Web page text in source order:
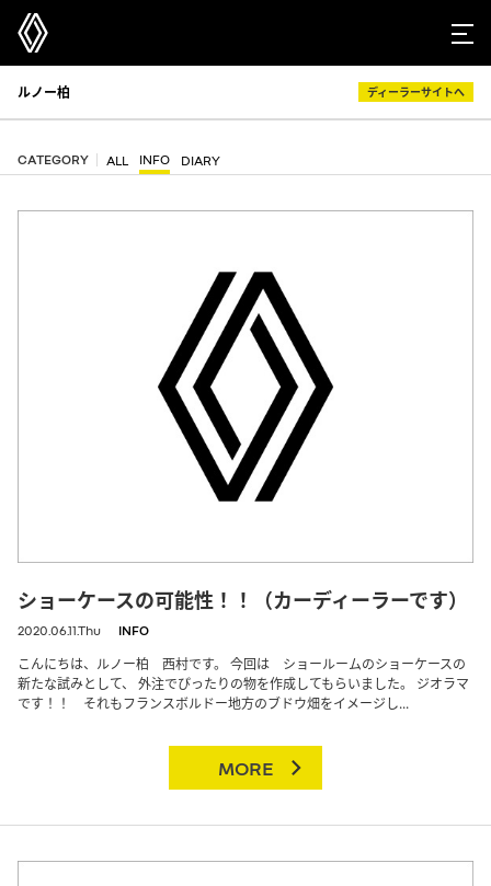
ルノー柏 ディーラーサイトへ
CATEGORY ALL INFO DIARY
ショーケースの可能性！！（カーディーラーです）
2020.06.11.Thu INFO
こんにちは、ルノー柏 西村です。 今回は ショールームのショーケースの
新たな試みとして、 外注でぴったりの物を作成してもらいました。 ジオラマ
です！！ それもフランスボルドー地方のブドウ畑をイメージし...
MORE